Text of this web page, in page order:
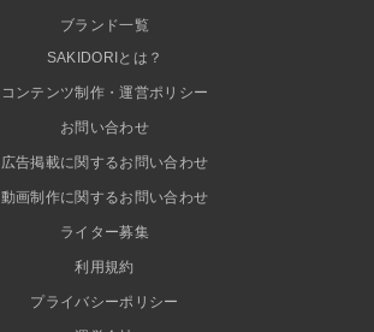
ブランド一覧
SAKIDORIとは？
コンテンツ制作・運営ポリシー
お問い合わせ
広告掲載に関するお問い合わせ
動画制作に関するお問い合わせ
ライター募集
利用規約
プライバシーポリシー